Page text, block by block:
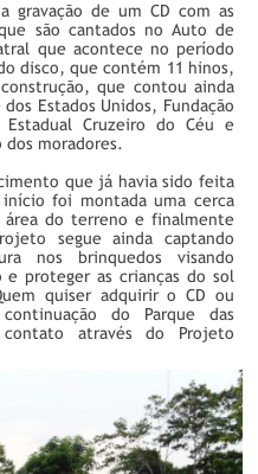
gravação de um CD com as
são cantados no Auto de
que acontece no período
disco, que contém 11 hinos,
que contou ainda
Estados Unidos, Fundação
Cruzeiro do Céu e
moradores.
que já havia sido feita
foi montada uma cerca
do terreno e finalmente
segue ainda captando
nos brinquedos visando
e proteger as crianças do sol
quiser adquirir o CD ou
do Parque das
através do Projeto